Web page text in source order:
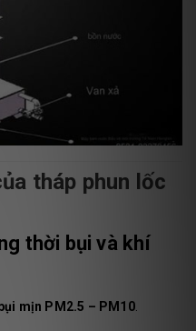
tháp phun lốc
thời bụi và khí
mịn PM2.5 – PM10.